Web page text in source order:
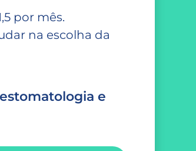
por mês.
na escolha da
e